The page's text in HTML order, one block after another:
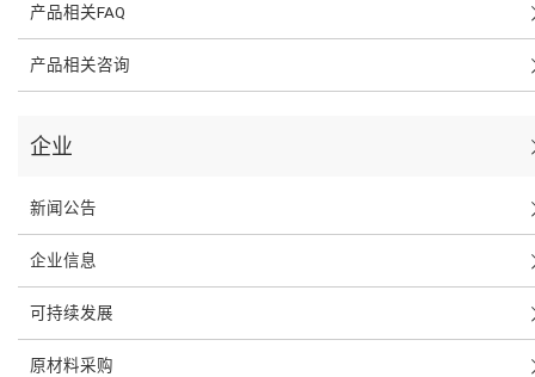
产品相关FAQ
产品相关咨询
企业
新闻公告
企业信息
可持续发展
原材料采购